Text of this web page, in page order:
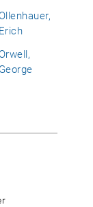
Ollenhauer,
Erich
Orwell,
George